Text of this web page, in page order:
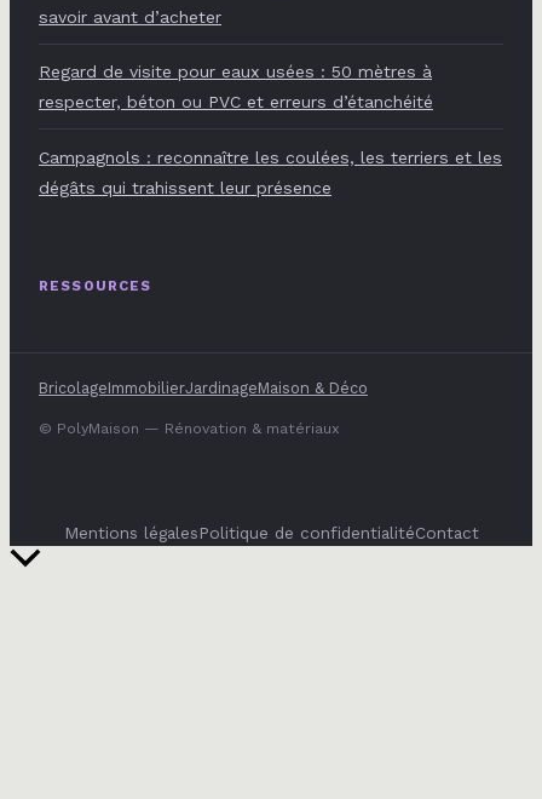
savoir avant d’acheter
Regard de visite pour eaux usées : 50 mètres à
respecter, béton ou PVC et erreurs d’étanchéité
Campagnols : reconnaître les coulées, les terriers et les
dégâts qui trahissent leur présence
RESSOURCES
BricolageImmobilierJardinageMaison & Déco
© PolyMaison — Rénovation & matériaux
Mentions légalesPolitique de confidentialitéContact